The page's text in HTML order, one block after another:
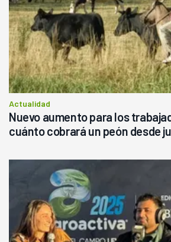
Actualidad
Nuevo aumento para los
cuánto cobrará un peón desde